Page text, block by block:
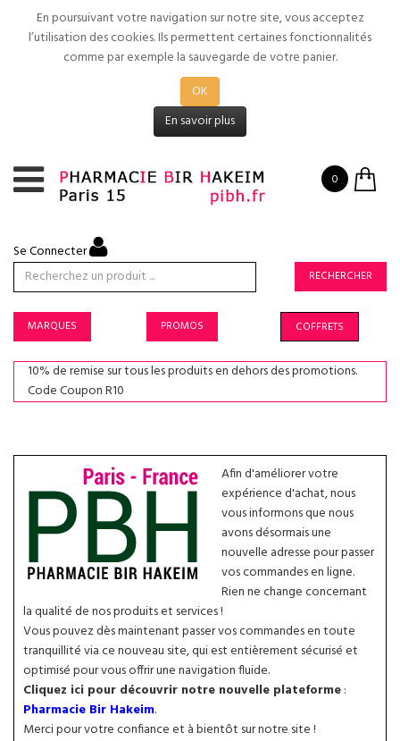
En poursuivant votre navigation sur notre site, vous acceptez
l’utilisation des cookies. Ils permettent certaines fonctionnalités
comme par exemple la sauvegarde de votre panier.
OK
En savoir plus
0
Se Connecter
RECHERCHER
MARQUES PROMOS COFFRETS
10% de remise sur tous les produits en dehors des promotions.
Code Coupon R10
Afin d'améliorer votre
expérience d'achat, nous
vous informons que nous
avons désormais une
nouvelle adresse pour passer
vos commandes en ligne.
Rien ne change concernant
la qualité de nos produits et services !
Vous pouvez dès maintenant passer vos commandes en toute
tranquillité via ce nouveau site, qui est entièrement sécurisé et
optimisé pour vous offrir une navigation fluide.
Cliquez ici pour découvrir notre nouvelle plateforme:
Pharmacie Bir Hakeim.
Merci pour votre confiance et à bientôt sur notre site !